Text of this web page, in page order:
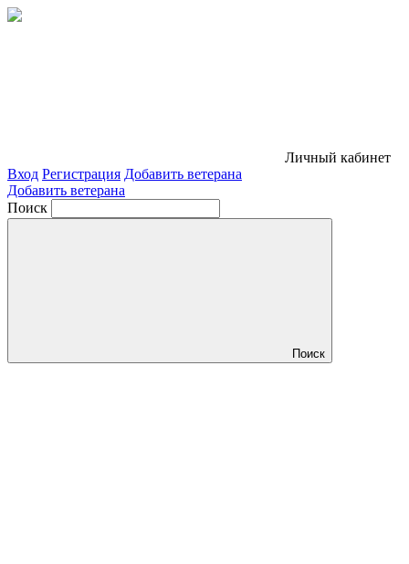
Личный кабинет
Вход Регистрация Добавить ветерана
Добавить ветерана
Поиск
Поиск